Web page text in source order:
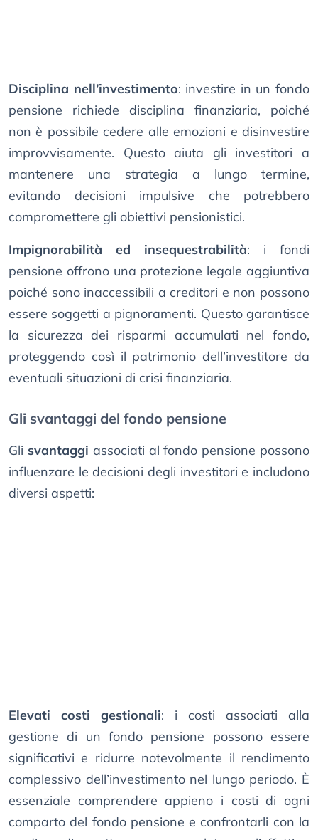
Disciplina nell’investimento: investire in un fondo
pensione richiede disciplina finanziaria, poiché
non è possibile cedere alle emozioni e disinvestire
improvvisamente. Questo aiuta gli investitori a
mantenere una strategia a lungo termine,
evitando decisioni impulsive che potrebbero
compromettere gli obiettivi pensionistici.
Impignorabilità ed insequestrabilità: i fondi
pensione offrono una protezione legale aggiuntiva
poiché sono inaccessibili a creditori e non possono
essere soggetti a pignoramenti. Questo garantisce
la sicurezza dei risparmi accumulati nel fondo,
proteggendo così il patrimonio dell’investitore da
eventuali situazioni di crisi finanziaria.
Gli svantaggi del fondo pensione
Gli svantaggi associati al fondo pensione possono
influenzare le decisioni degli investitori e includono
diversi aspetti:
Elevati costi gestionali: i costi associati alla
gestione di un fondo pensione possono essere
significativi e ridurre notevolmente il rendimento
complessivo dell’investimento nel lungo periodo. È
essenziale comprendere appieno i costi di ogni
comparto del fondo pensione e confrontarli con la